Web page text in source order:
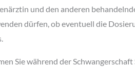
und den anderen
dürfen, ob eventuell die
Sie während der